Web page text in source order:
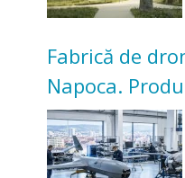
Fabrică de
Napoca.
înceapă în